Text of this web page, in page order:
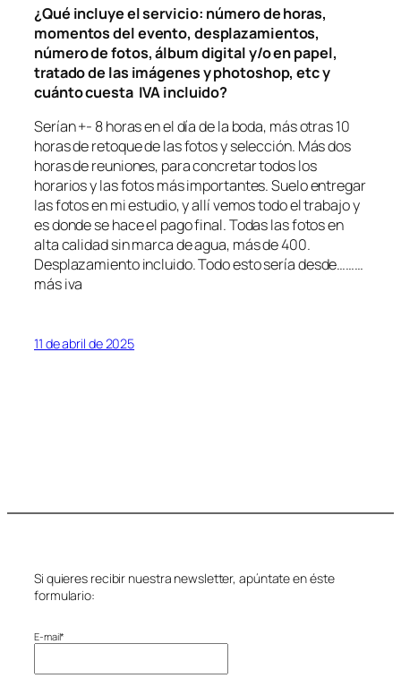
¿Qué incluye el servicio: número de horas,
momentos del evento, desplazamientos,
número de fotos, álbum digital y/o en papel,
tratado de las imágenes y photoshop, etc y
cuánto cuesta IVA incluido?
Serían +- 8 horas en el día de la boda, más otras 10
horas de retoque de las fotos y selección. Más dos
horas de reuniones, para concretar todos los
horarios y las fotos más importantes. Suelo entregar
las fotos en mi estudio, y allí vemos todo el trabajo y
es donde se hace el pago final. Todas las fotos en
alta calidad sin marca de agua, más de 400.
Desplazamiento incluido. Todo esto sería desde………
más iva
11 de abril de 2025
Si quieres recibir nuestra newsletter, apúntate en éste
formulario:
E-mail*